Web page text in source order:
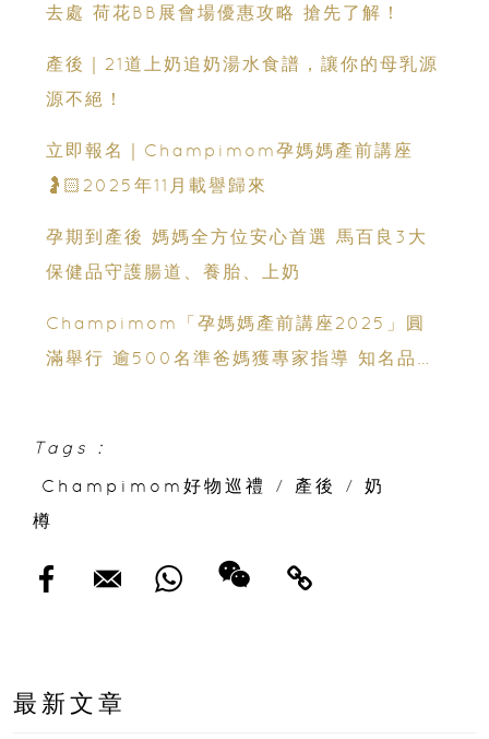
去處 荷花BB展會場優惠攻略 搶先了解！
產後｜21道上奶追奶湯水食譜，讓你的母乳源
源不絕！
立即報名｜Champimom孕媽媽產前講座
🤰🏻2025年11月載譽歸來
孕期到產後 媽媽全方位安心首選 馬百良3大
保健品守護腸道、養胎、上奶
Champimom「孕媽媽產前講座2025」圓
滿舉行 逾500名準爸媽獲專家指導 知名品牌
Tags :
Champimom好物巡禮
/ 產後 /
奶
樽
最新文章